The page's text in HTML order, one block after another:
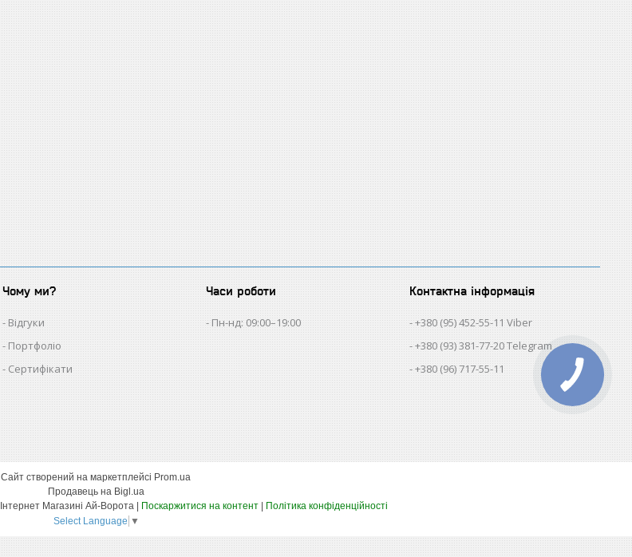
Чому ми?
Відгуки
Портфоліо
Сертифікати
Часи роботи
Пн-нд: 09:00–19:00
Контактна інформація
+380 (95) 452-55-11 Viber
+380 (93) 381-77-20 Telegram
+380 (96) 717-55-11
Сайт створений на маркетплейсі Prom.ua
Продавець на Bigl.ua
Поскаржитися на контент
Політика конфіденційності
Select Language ▼